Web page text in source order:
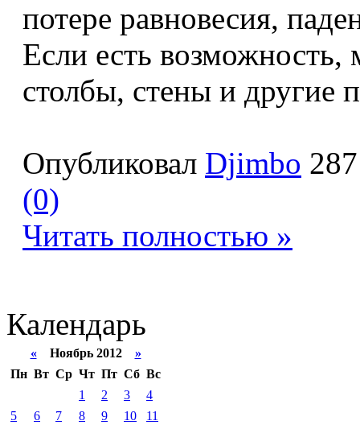
потере равновесия,
Если есть
столбы, стены и другие
Опубликовал Djimbo
(0)
Читать полностью »
Календарь
«Ноябрь 2012 »
Пн Вт Ср Чт Пт Сб Вс
1
2 3
4
5
6 7 8 9 10
11